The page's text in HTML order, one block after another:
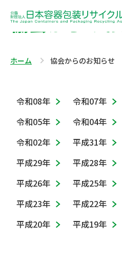
協会からのお
ホーム 協会からのお知らせ
令和08年 令和07年
令和05年
令和04年
令和02年
平成31年
平成29年
平成28年
平成26年
平成25年
平成23年
平成22年
平成20年
平成19年